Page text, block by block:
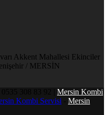
Akkent Mahallesi Ekinciler
/ MERSİN
Mersin Kombi
Kombi Servisi
Mersin